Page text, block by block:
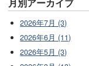
2026年7月 (3)
2026年6月 (11)
2026年5月 (3)